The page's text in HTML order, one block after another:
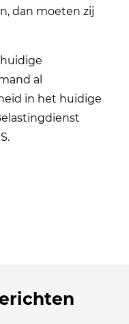
dan moeten zij
al
in het huidige